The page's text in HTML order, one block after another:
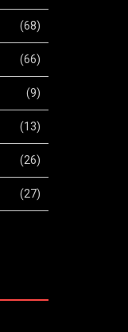
(68)
(66)
(9)
(13)
(26)
(27)